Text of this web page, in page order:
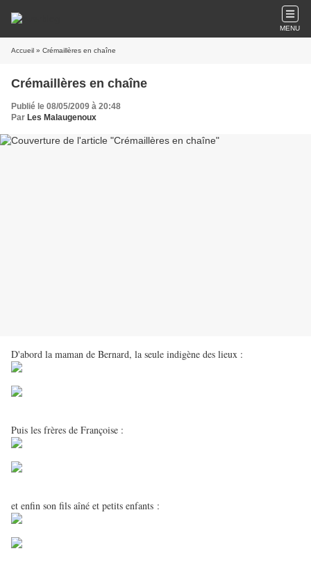
MENU
Accueil » Crémaillères en chaîne
Crémaillères en chaîne
Publié le 08/05/2009 à 20:48
Par Les Malaugenoux
D'abord la maman de Bernard, la seule indigène des lieux :
Puis les frères de Françoise :
et enfin son fils aîné et petits enfants :